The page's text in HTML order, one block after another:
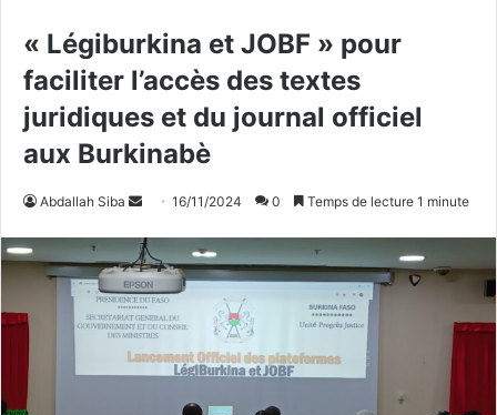
« Légiburkina et JOBF » pour
faciliter l’accès des textes
juridiques et du journal officiel
aux Burkinabè
Abdallah Siba
v
o
y
e
r
16/11/2024 0 Temps de lecture 1 minute